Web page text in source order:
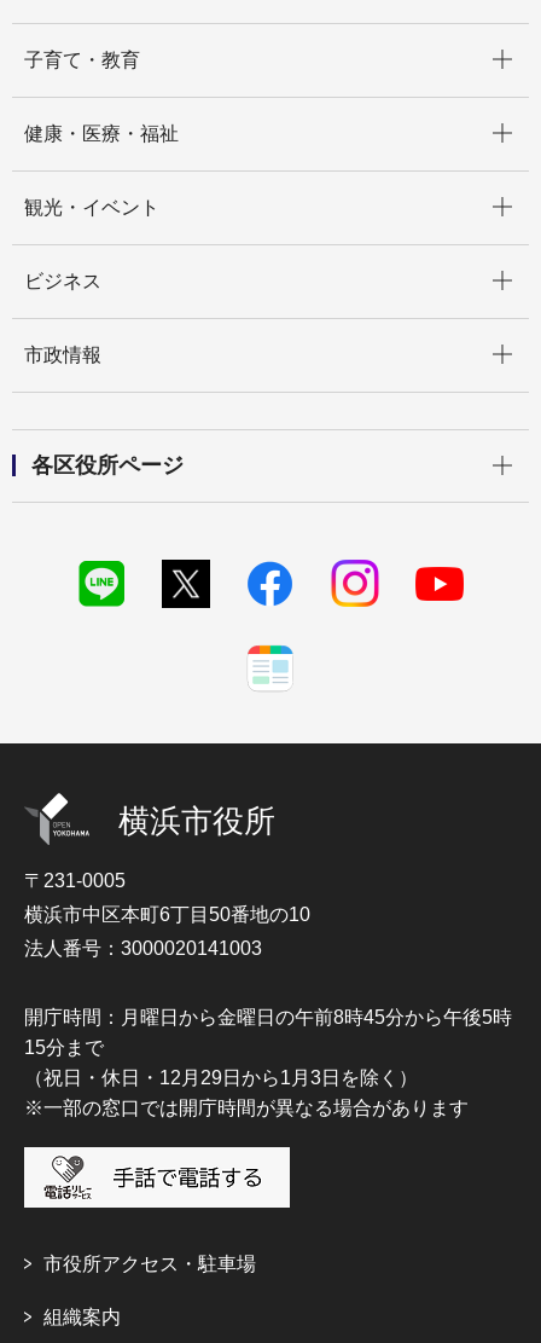
子育て・教育
健康・医療・福祉
観光・イベント
ビジネス
市政情報
各区役所ページ
横浜市役所
〒231-0005
横浜市中区本町6丁目50番地の10
法人番号：3000020141003
開庁時間：月曜日から金曜日の午前8時45分から午後5時
15分まで
（祝日・休日・12月29日から1月3日を除く）
※一部の窓口では開庁時間が異なる場合があります
市役所アクセス・駐車場
組織案内